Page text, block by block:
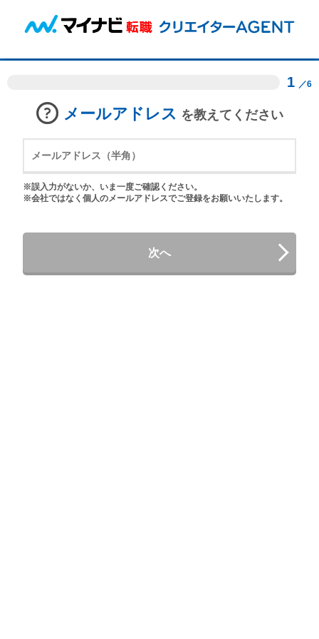
1 ／6
メールアドレス を教えてください
※誤入力がないか、いま一度ご確認ください。
※会社ではなく個人のメールアドレスでご登録をお願いいたします。
次へ